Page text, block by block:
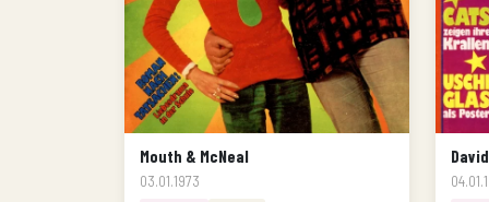
Mouth & McNeal
03.01.1973